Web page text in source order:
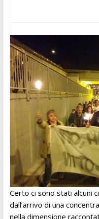
Certo ci sono stati alcuni
dall’arrivo di una
nella dimensione